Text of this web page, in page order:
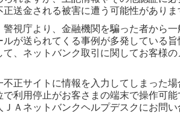
正送金される被害に遭う可能性がありま
視庁より、金融機関を騙った者から
ルが送られてくる事例が多発している
て、ネットバンク取引に関してお客様
正サイトに情報を入力してしまった
で利用停止がお客さまの端末で操作可
ＪＡネットバンクヘルプデスクにお問い